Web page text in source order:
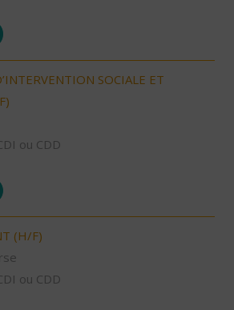
SOCIALE ET
ou CDD
(H/F)
ou CDD